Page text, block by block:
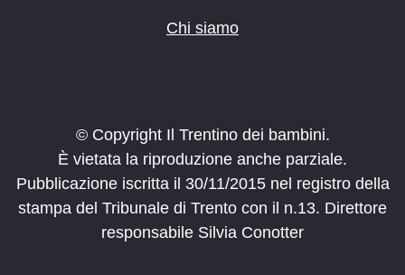
Chi siamo
© Copyright Il Trentino dei bambini.
È vietata la riproduzione anche parziale.
Pubblicazione iscritta il 30/11/2015 nel registro della
stampa del Tribunale di Trento con il n.13. Direttore
responsabile Silvia Conotter